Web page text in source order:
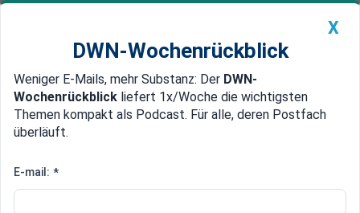
Newsticker MEIN DWN: Geldanlage Premium
Edelmetalle DWN-Magazin China
Lagarde im Gespräch mit
X
DWN-Wochenrückblick
Weniger E-Mails, mehr Substanz: Der DWN-
Wochenrückblick liefert 1x/Woche die wichtigsten
Themen kompakt als Podcast. Für alle, deren Postfach
überläuft.
E-mail: *